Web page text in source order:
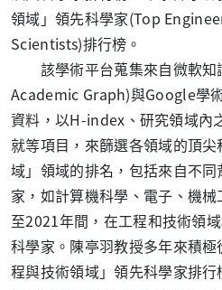
領域」領先科學家(Top
Scientists)排行榜。
該學術平台蒐集來自微軟知
Academic Graph)與Google學
資料，以H-index、研究領域內
就等項目，來篩選各領域的頂
域」領域的排名，包括來自不
家，如計算機科學、電子、機
至2021年間，在工程和技術領
科學家。陳亭羽教授多年來積
程與技術領域」領先科學家排